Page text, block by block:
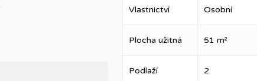
Vlastnictví Osobní
Plocha užitná 51 m²
Podlaží
2